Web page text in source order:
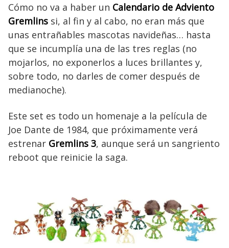
Cómo no va a haber un Calendario de Adviento
Gremlins si, al fin y al cabo, no eran más que
unas entrañables mascotas navideñas… hasta
que se incumplía una de las tres reglas (no
mojarlos, no exponerlos a luces brillantes y,
sobre todo, no darles de comer después de
medianoche).
Este set es todo un homenaje a la película de
Joe Dante de 1984, que próximamente verá
estrenar Gremlins 3, aunque será un sangriento
reboot que reinicie la saga.